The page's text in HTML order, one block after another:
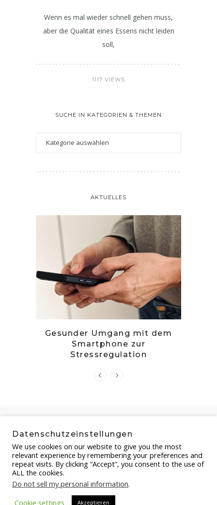
Wenn es mal wieder schnell gehen muss,
aber die Qualität eines Essens nicht leiden
soll,
1117 VIEWS
SUCHE IN KATEGORIEN & THEMEN
AKTUELLES
Gesunder Umgang mit dem
Smartphone zur
Stressregulation
Datenschutzeinstellungen
We use cookies on our website to give you the most
relevant experience by remembering your preferences and
repeat visits. By clicking “Accept”, you consent to the use of
ALL the cookies.
Do not sell my personal information.
Cookie settings
Akzeptieren